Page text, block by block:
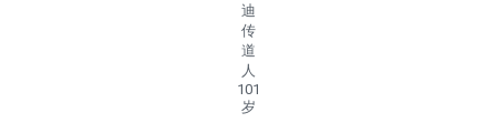
迪
传
道
人
101
岁